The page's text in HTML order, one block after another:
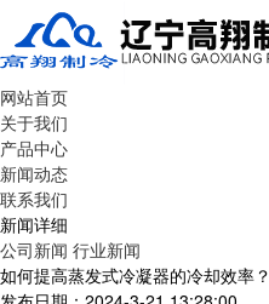
网站首页
关于我们
产品中心
新闻动态
联系我们
新闻详细
公司新闻 行业新闻
如何提高蒸发式冷凝器的冷却效率？